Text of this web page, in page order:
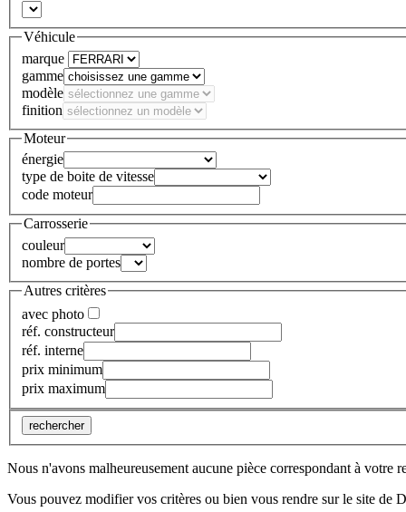
Véhicule
marque
gamme
modèle
finition
Moteur
énergie
type de boite de vitesse
code moteur
Carrosserie
couleur
nombre de portes
Autres critères
avec photo
réf. constructeur
réf. interne
prix minimum
prix maximum
rechercher
Nous n'avons malheureusement aucune pièce correspondant à votre
Vous pouvez modifier vos critères ou bien vous rendre sur le site de